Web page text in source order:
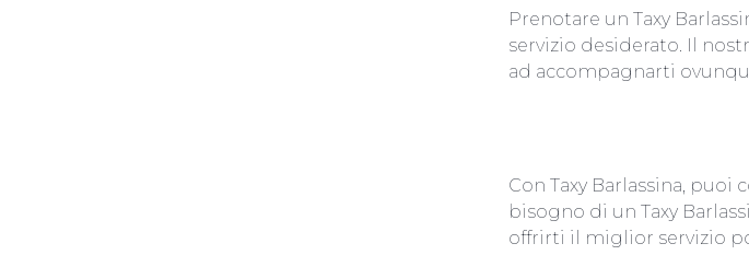
Prenotare un Taxy
servizio desiderato. Il
ad accompagnarti
Con Taxy Barlassina,
bisogno di un Taxy
offrirti il miglior servizio